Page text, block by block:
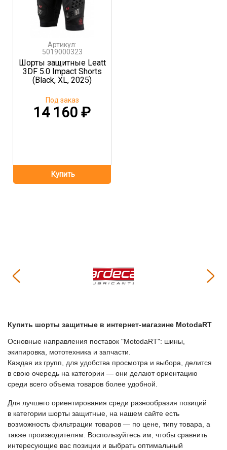
Артикул:
5019000323
Шорты защитные Leatt
3DF 5.0 Impact Shorts
(Black, XL, 2025)
14 160 ₽
Под заказ
Купить Шорты защитные в интернет-магазине МоtodaRT
Основные направления поставок "МоtodaRT": шины,
экипировка, мототехника и запчасти.
Каждая из групп, для удобства просмотра и выбора, делится
в свою очередь на категории — они делают ориентацию
среди всего объема товаров более удобной.
Для лучшего ориентирования среди разнообразия позиций
в категории
Шорты защитные , на нашем сайте есть
возможность фильтрации товаров — по цене, типу товара, а
также производителям. Воспользуйтесь им, чтобы сравнить
интересующие вас позиции и выбрать оптимальный